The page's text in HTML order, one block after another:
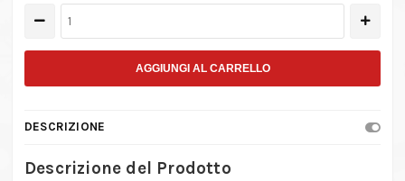
Levigatrice
Orbitale
SR
(600441500)
quantità
AGGIUNGI AL CARRELLO
DESCRIZIONE
Descrizione del Prodotto